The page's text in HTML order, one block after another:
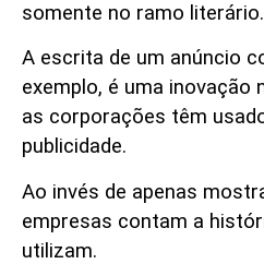
somente no ramo literário.
A escrita de um anúncio
exemplo, é uma inovação
as corporações têm
publicidade.
Ao invés de apenas
empresas contam a
utilizam.